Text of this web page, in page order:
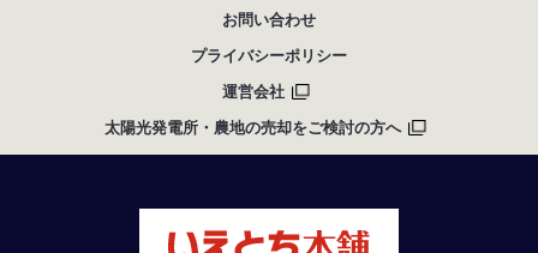
お問い合わせ
プライバシーポリシー
運営会社
太陽光発電所・農地の売却をご検討の方へ